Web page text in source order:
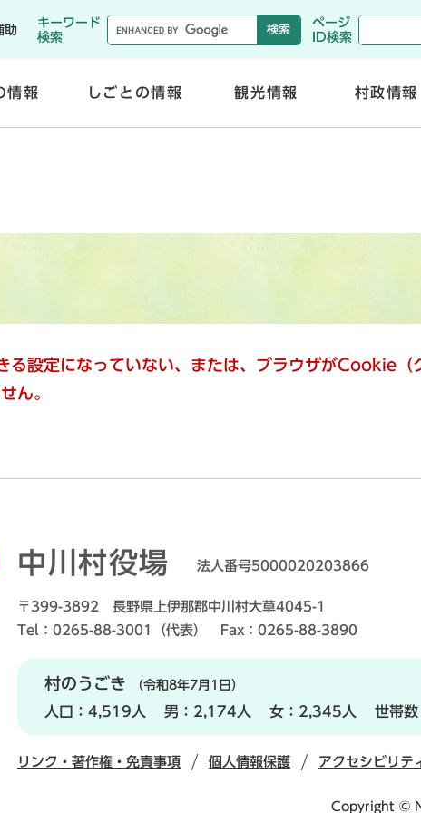
メニューを飛ばして本文へ
助
キーワード
検索
ページ
ID検索
情報 しごとの情報 観光情報 村政情報
設定になっていない、または、ブラウザがCookie（
ん。
中川村役場 法人番号5000020203866
〒399-3892 長野県上伊那郡中川村大草4045-1
Tel：0265-88-3001（代表） Fax：0265-88-3890
村のうごき （令和8年7月1日）
人口： 4,519人 男： 2,174人 女： 2,345人 世帯数
リンク・著作権・免責事項 個人情報保護 アクセシビリテ
Copyright ©